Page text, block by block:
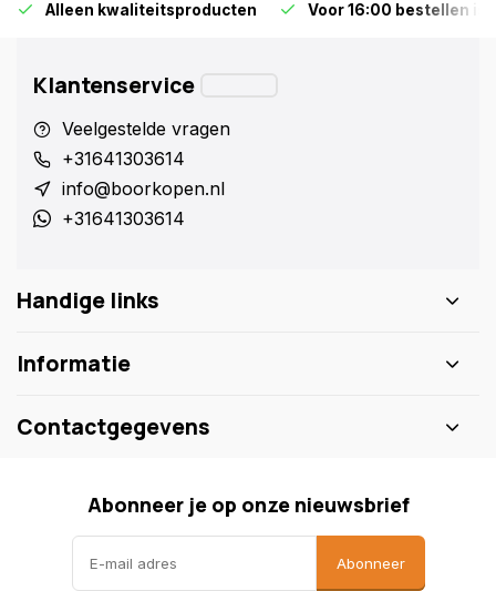
Alleen kwaliteitsproducten Voor 16:00 bestellen is
Klantenservice
Veelgestelde vragen
+31641303614
info@boorkopen.nl
+31641303614
Handige links
Informatie
Contactgegevens
Abonneer je op onze nieuwsbrief
Abonneer